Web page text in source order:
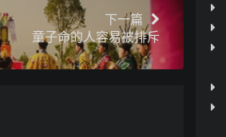
下一篇
童子命的人容易被排斥